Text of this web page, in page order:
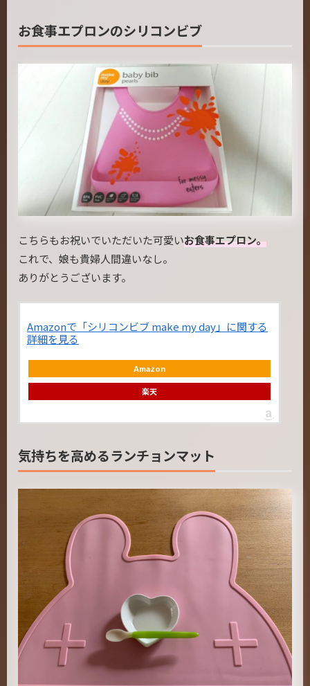
お食事エプロンのシリコンビブ
こちらもお祝いでいただいた可愛いお食事エプロン。
これで、娘も貴婦人間違いなし。
ありがとうございます。
Amazonで「シリコンビブ make my day」に関する
詳細を見る
Amazon
楽天
気持ちを高めるランチョンマット